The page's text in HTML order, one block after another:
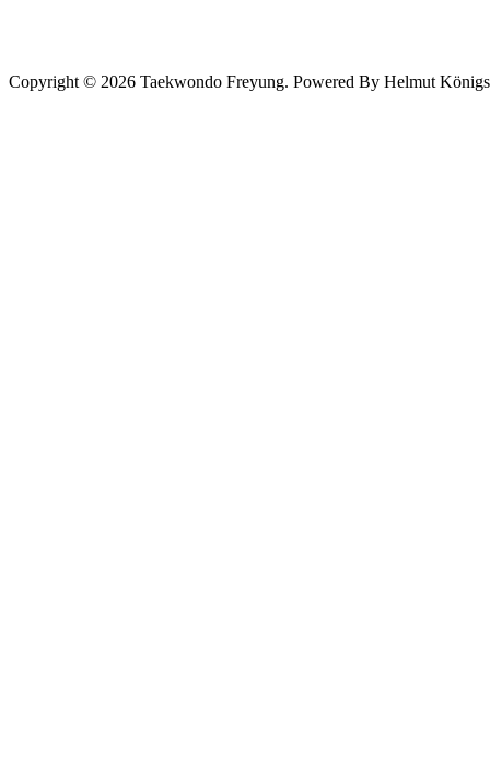
Copyright © 2026 Taekwondo Freyung. Powered By Helmut